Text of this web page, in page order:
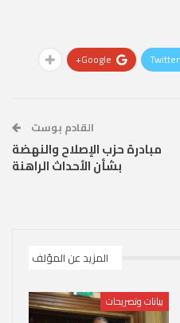
Twitter
Google+
القادم بوست
مبادرة حزب الإصلاح والنهضة
بشأن الأحداث الراهنة
المزيد عن المؤلف
بيانات وتصريحات